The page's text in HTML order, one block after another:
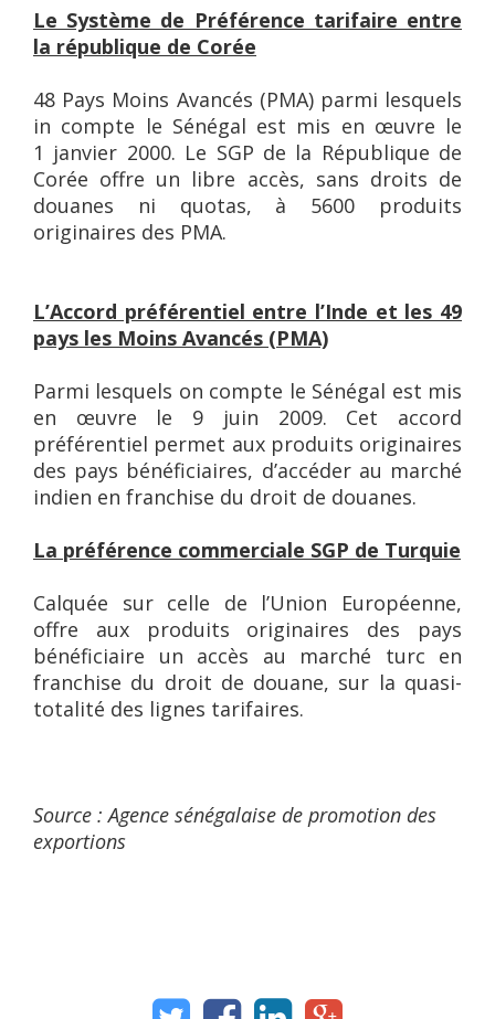
Le Système de Préférence tarifaire entre
la république de Corée
48 Pays Moins Avancés (PMA) parmi lesquels
in compte le Sénégal est mis en œuvre le
1 janvier 2000. Le SGP de la République de
Corée offre un libre accès, sans droits de
douanes ni quotas, à 5600 produits
originaires des PMA.
L’Accord préférentiel entre l’Inde et les 49
pays les Moins Avancés (PMA)
Parmi lesquels on compte le Sénégal est mis
en œuvre le 9 juin 2009. Cet accord
préférentiel permet aux produits originaires
des pays bénéficiaires, d’accéder au marché
indien en franchise du droit de douanes.
La préférence commerciale SGP de Turquie
Calquée sur celle de l’Union Européenne,
offre aux produits originaires des pays
bénéficiaire un accès au marché turc en
franchise du droit de douane, sur la quasi-
totalité des lignes tarifaires.
Source : Agence sénégalaise de promotion des
exportions